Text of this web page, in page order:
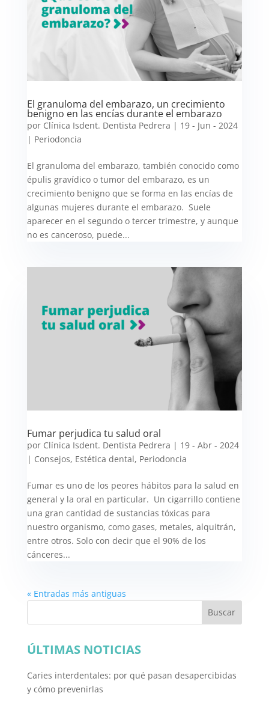
El granuloma del embarazo, un crecimiento
benigno en las encías durante el embarazo
por Clínica Isdent. Dentista Pedrera | 19 - Jun - 2024
| Periodoncia
El granuloma del embarazo, también conocido como
épulis gravídico o tumor del embarazo, es un
crecimiento benigno que se forma en las encías de
algunas mujeres durante el embarazo. Suele
aparecer en el segundo o tercer trimestre, y aunque
no es canceroso, puede...
Fumar perjudica tu salud oral
por Clínica Isdent. Dentista Pedrera | 19 - Abr - 2024
| Consejos, Estética dental, Periodoncia
Fumar es uno de los peores hábitos para la salud en
general y la oral en particular. Un cigarrillo contiene
una gran cantidad de sustancias tóxicas para
nuestro organismo, como gases, metales, alquitrán,
entre otros. Solo con decir que el 90% de los
cánceres...
« Entradas más antiguas
Buscar
ÚLTIMAS NOTICIAS
Caries interdentales: por qué pasan desapercibidas
y cómo prevenirlas